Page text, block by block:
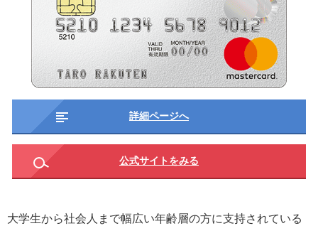
詳細ページへ
公式サイトをみる
大学生から社会人まで幅広い年齢層の方に支持されている